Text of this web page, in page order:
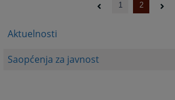
Aktuelnosti
Saopćenja za javnost
1 2